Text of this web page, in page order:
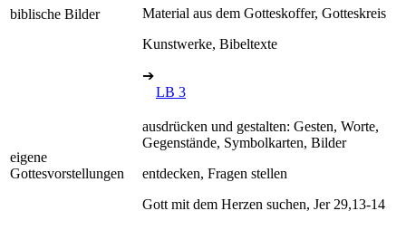
biblische Bilder
Material aus dem Gotteskoffer, Gotteskreis
Kunstwerke, Bibeltexte
➔
LB 3
eigene
Gottesvorstellungen
ausdrücken und gestalten: Gesten, Worte,
Gegenstände, Symbolkarten, Bilder
entdecken, Fragen stellen
Gott mit dem Herzen suchen, Jer 29,13-14